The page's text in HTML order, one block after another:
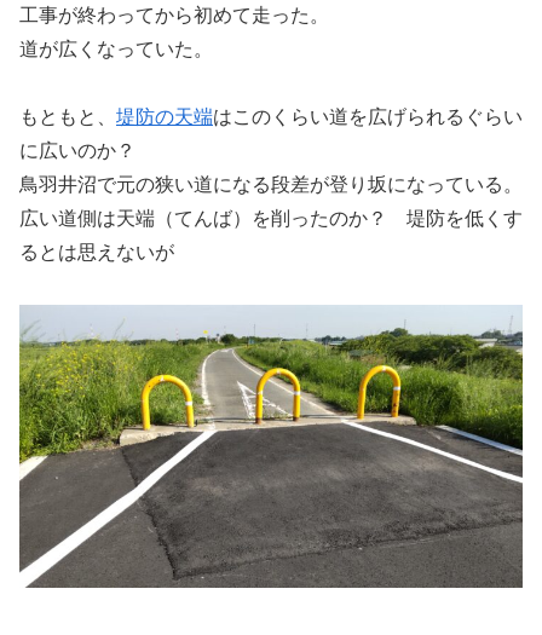
工事が終わってから初めて走った。
道が広くなっていた。
もともと、 堤防の天端はこのくらい道を広げられるぐらい
に広いのか？
鳥羽井沼で元の狭い道になる段差が登り坂になっている。
広い道側は天端（てんば）を削ったのか？ 堤防を低くす
るとは思えないが